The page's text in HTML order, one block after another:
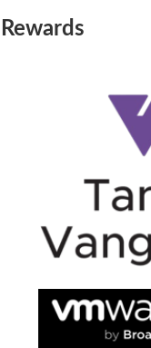
Rewards